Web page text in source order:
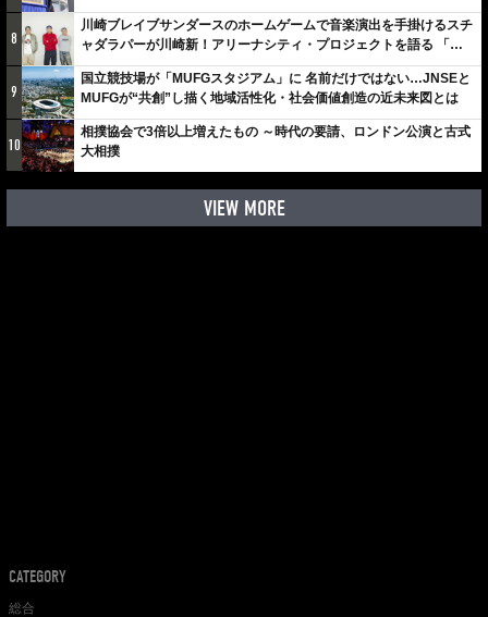
8
川崎ブレイブサンダースのホームゲームで音楽演出を手掛けるスチ
ャダラパーが川崎新！アリーナシティ・プロジェクトを語る 「楽
しみでしかないでしょ。川崎は、ずっと成長曲線だから」
9
国立競技場が「MUFGスタジアム」に 名前だけではない…JNSEと
MUFGが“共創”し描く地域活性化・社会価値創造の近未来図とは
10
相撲協会で3倍以上増えたもの ～時代の要請、ロンドン公演と古式
大相撲
VIEW MORE
CATEGORY
総合